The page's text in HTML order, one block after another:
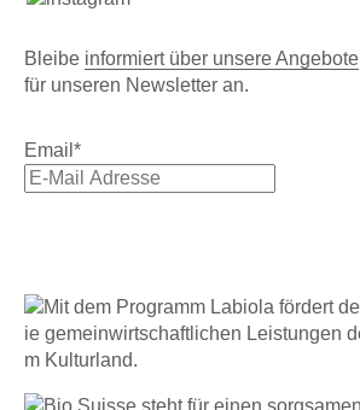
Bleibe informiert über unsere Angebote
für unseren Newsletter an.
Email *